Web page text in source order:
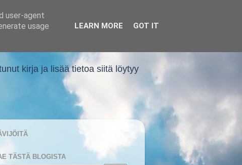
kirja ja lisää tietoa siitä löytyy
TÄSTÄ BLOGISTA
user-agent
usage
LEARN MORE GOT IT